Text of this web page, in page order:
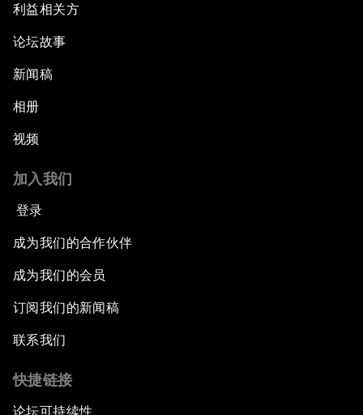
利益相关方
论坛故事
新闻稿
相册
视频
加入我们
登录
成为我们的合作伙伴
成为我们的会员
订阅我们的新闻稿
联系我们
快捷链接
论坛可持续性